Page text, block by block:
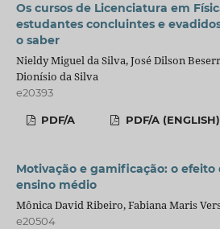
Os cursos de Licenciatura em
estudantes concluintes e
o saber
Nieldy Miguel da Silva, José Dilson
Dionísio da Silva
e20393
PDF/A PDF/A (ENGLISH)
Motivação e gamificação: o
ensino médio
Mônica David Ribeiro, Fabiana Maris
e20504